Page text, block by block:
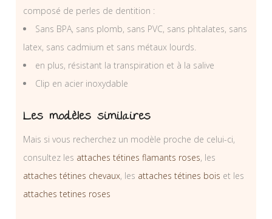
composé de perles de dentition :
Sans BPA, sans plomb, sans PVC, sans phtalates, sans
latex, sans cadmium et sans métaux lourds.
en plus, résistant la transpiration et à la salive
Clip en acier inoxydable
Les modèles similaires
Mais si vous recherchez un modèle proche de celui-ci,
consultez les attaches tétines flamants roses, les
attaches tétines chevaux, les attaches tétines bois et les
attaches tetines roses